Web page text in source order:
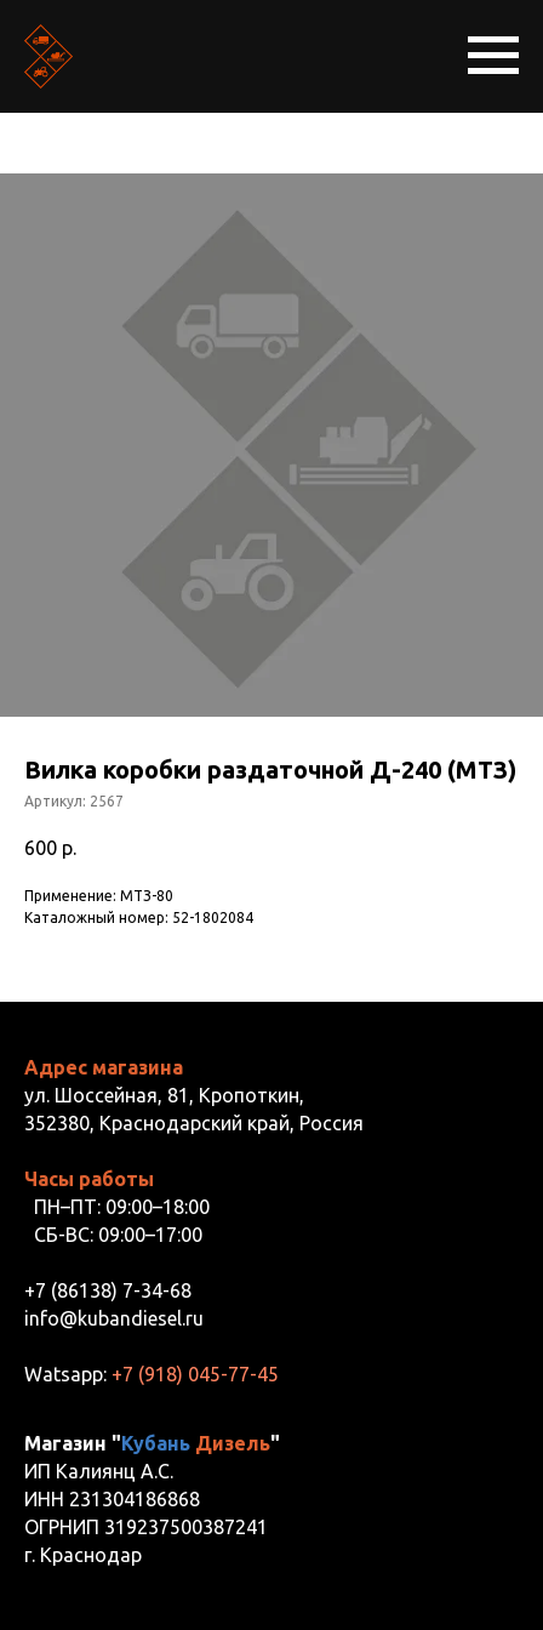
Вилка коробки раздаточной Д-240 (МТЗ)
Артикул: 2567
600 р.
Применение: МТЗ-80
Каталожный номер: 52-1802084
Адрес магазина
ул. Шоссейная, 81, Кропоткин,
352380, Краснодарский край, Россия
Часы работы
ПН–ПТ: 09:00–18:00
СБ-ВС: 09:00–17:00
+7 (86138) 7-34-68
info@kubandiesel.ru
Watsapp: +7 (918) 045-77-45
Магазин "Кубань Дизель"
ИП Калиянц А.С.
ИНН 231304186868
ОГРНИП 319237500387241
г. Краснодар